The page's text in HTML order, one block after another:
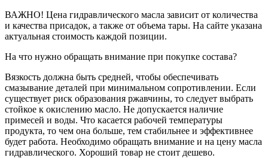
ВАЖНО! Цена гидравлического масла зависит от количества
и качества присадок, а также от объема тары. На сайте указана
актуальная стоимость каждой позиции.
На что нужно обращать внимание при покупке состава?
Вязкость должна быть средней, чтобы обеспечивать
смазывание деталей при минимальном сопротивлении. Если
существует риск образования ржавчины, то следует выбрать
стойкое к окислению масло. Не допускается наличие
примесей и воды. Что касается рабочей температуры
продукта, то чем она больше, тем стабильнее и эффективнее
будет работа. Необходимо обращать внимание и на цену масла
гидравлического. Хороший товар не стоит дешево.